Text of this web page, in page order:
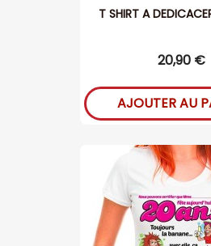
T SHIRT A
20,90 €
AJOUTER AU